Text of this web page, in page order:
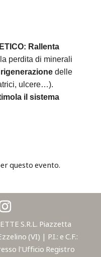
Rallenta
perdita di minerali
delle
ulcere…).
il sistema
questo evento.
S.R.L. Piazzetta
(VI) | P.I.: e C.F.:
l'Ufficio Registro